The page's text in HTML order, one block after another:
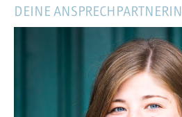
DEINE ANSPRECHPARTNERIN